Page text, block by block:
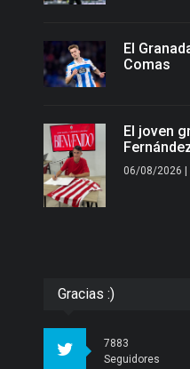
El
Comas
El joven
06/08/2026 |
Gracias :)
7883
Seguidores